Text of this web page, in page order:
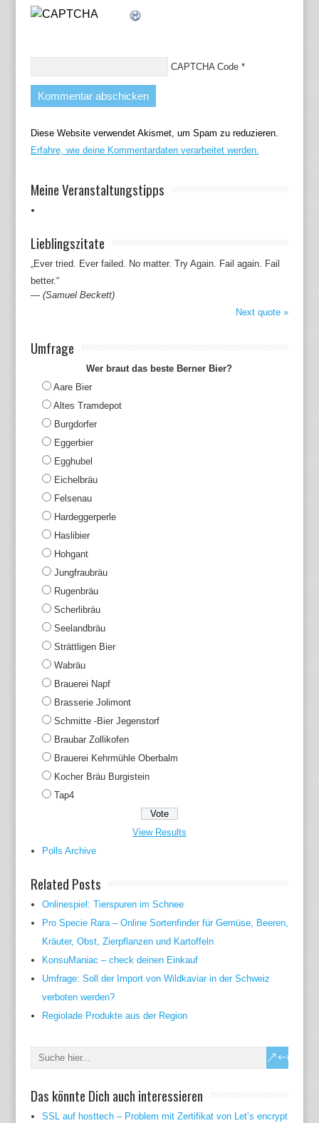
CAPTCHA Code*
Diese Website verwendet Akismet, um Spam zu reduzieren.
Erfahre, wie deine Kommentardaten verarbeitet werden.
Meine Veranstaltungstipps
Lieblingszitate
„Ever tried. Ever failed. No matter. Try Again. Fail again. Fail
better.“
— (Samuel Beckett)
Next quote »
Umfrage
Wer braut das beste Berner Bier?
Aare Bier
Altes Tramdepot
Burgdorfer
Eggerbier
Egghubel
Eichelbräu
Felsenau
Hardeggerperle
Haslibier
Hohgant
Jungfraubräu
Rugenbräu
Scherlibräu
Seelandbräu
Strättligen Bier
Wabräu
Brauerei Napf
Brasserie Jolimont
Schmitte -Bier Jegenstorf
Braubar Zollikofen
Brauerei Kehrmühle Oberbalm
Kocher Bräu Burgistein
Tap4
View Results
Polls Archive
Related Posts
Onlinespiel: Tierspuren im Schnee
Pro Specie Rara – Online Sortenfinder für Gemüse, Beeren,
Kräuter, Obst, Zierpflanzen und Kartoffeln
KonsuManiac – check deinen Einkauf
Umfrage: Soll der Import von Wildkaviar in der Schweiz
verboten werden?
Regiolade Produkte aus der Region
Das könnte Dich auch interessieren
SSL auf hosttech – Problem mit Zertifikat von Let’s encrypt